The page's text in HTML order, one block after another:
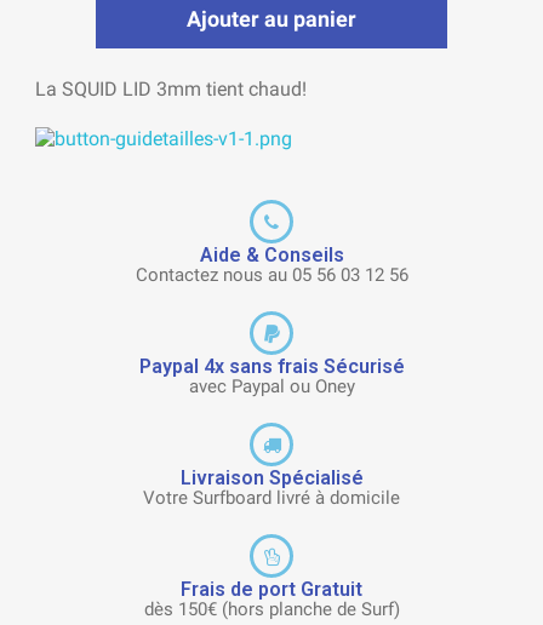
Ajouter au panier
La SQUID LID 3mm tient chaud!
Aide & Conseils
Contactez nous au 05 56 03 12 56
Paypal 4x sans frais Sécurisé
avec Paypal ou Oney
Livraison Spécialisé
Votre Surfboard livré à domicile
Frais de port Gratuit
dès 150€ (hors planche de Surf)